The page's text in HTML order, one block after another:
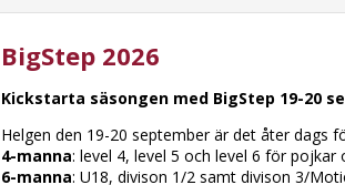
BigStep 2026
Kickstarta säsongen med BigStep 19-20
Helgen den 19-20 september är det åter dags
4-manna: level 4, level 5 och level 6 för pojkar
6-manna: U18, divison 1/2 samt divison 3/